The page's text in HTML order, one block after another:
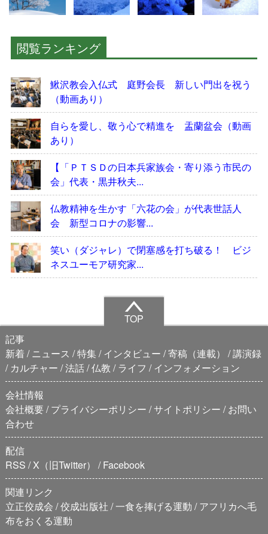
閲覧ランキング
鰍沢教会入仏式 庭野会長 新しい門出を祝う
（動画あり）
自らを愛し、敬う心で精進を 盂蘭盆会（動画
あり）
【「ＰＴＳＤの日本兵家族会・寄り添う市民の
会」代表・黒井秋夫...
仏教精神を生かす「六花の会」が代表世話人
会 新型コロナの影響...
笑い（ダジャレ）で閉塞感を打ち破る！ ビジ
ネスユーモア研究家...
TOP
記事
新着
ニュース 特集 インタビュー 寄稿（連載）
講演録
カルチャー 法話 仏教 ライフ
インフォメーション
会社情報
会社概要 プライバシーポリシー サイトポリシー
お問い
合わせ
配信
RSS X（旧Twitter）
Facebook
関連リンク
立正佼成会 佼成出版社 一食を捧げる運動
アフリカへ毛
布をおくる運動